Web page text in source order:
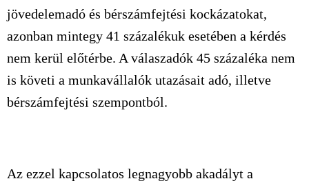
jövedelemadó és bérszámfejtési kockázatokat,
azonban mintegy 41 százalékuk esetében a kérdés
nem kerül előtérbe. A válaszadók 45 százaléka nem
is követi a munkavállalók utazásait adó, illetve
bérszámfejtési szempontból.
Az ezzel kapcsolatos legnagyobb akadályt a